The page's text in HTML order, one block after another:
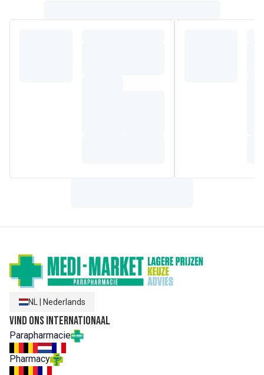
menopauze tegen te gaan, zoals warmteopwellingen.
Rode klaver voor 1 capsule.
Totale isoflavonen
Extract van Rode klaver
1 mg
NL Nederlands
Vind ons internationaal
Parapharmacie
Pharmacy